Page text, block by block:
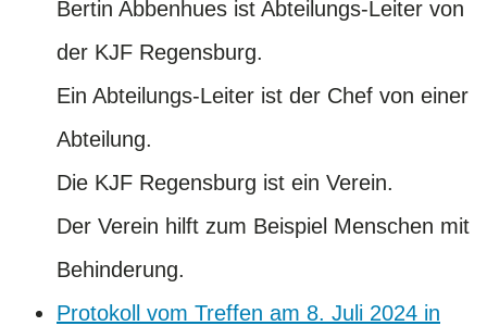
Bertin Abbenhues ist Abteilungs-Leiter von
der KJF Regensburg.
Ein Abteilungs-Leiter ist der Chef von einer
Abteilung.
Die KJF Regensburg ist ein Verein.
Der Verein hilft zum Beispiel Menschen mit
Behinderung.
Protokoll vom Treffen am 8. Juli 2024 in